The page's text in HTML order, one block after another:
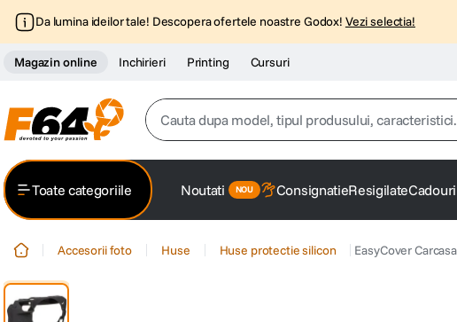
Da lumina ideilor tale! Descopera ofertele noastre Godox! Vezi selectia!
Magazin online Inchirieri Printing Cursuri
Cauta dupa model, tipul produsului, caracteristici...
2 trepied
Toate categoriile Noutati ConsignatieResigilateCadouri
Accesorii foto Huse Huse protectie silicon EasyCover